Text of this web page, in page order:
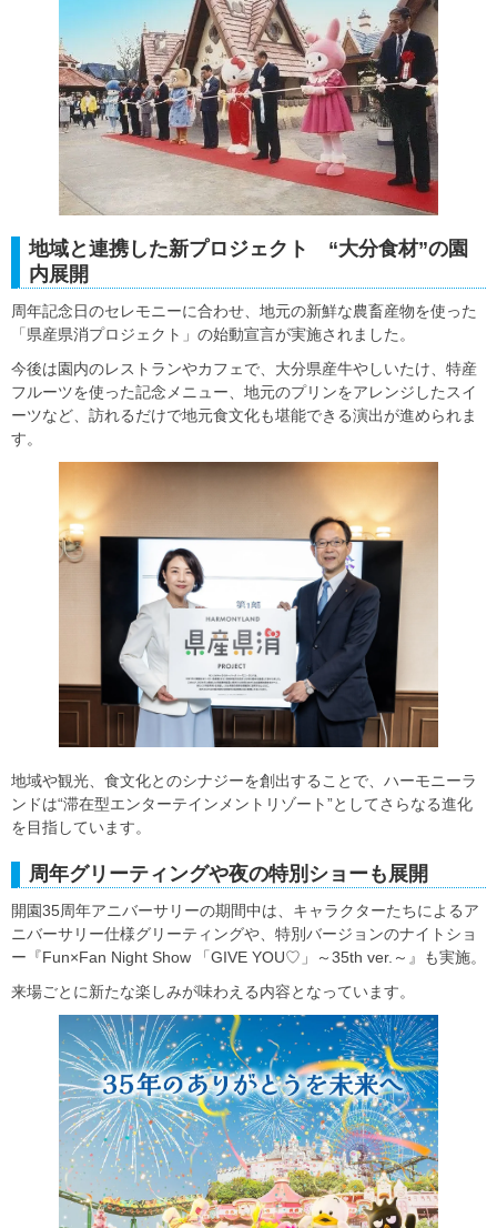
地域と連携した新プロジェクト “大分食材”の園
内展開
周年記念日のセレモニーに合わせ、地元の新鮮な農畜産物を使った
「県産県消プロジェクト」の始動宣言が実施されました。
今後は園内のレストランやカフェで、大分県産牛やしいたけ、特産
フルーツを使った記念メニュー、地元のプリンをアレンジしたスイ
ーツなど、訪れるだけで地元食文化も堪能できる演出が進められま
す。
地域や観光、食文化とのシナジーを創出することで、ハーモニーラ
ンドは“滞在型エンターテインメントリゾート”としてさらなる進化
を目指しています。
周年グリーティングや夜の特別ショーも展開
開園35周年アニバーサリーの期間中は、キャラクターたちによるア
ニバーサリー仕様グリーティングや、特別バージョンのナイトショ
ー『Fun×Fan Night Show 「GIVE YOU♡」～35th ver.～』も実施。
来場ごとに新たな楽しみが味わえる内容となっています。